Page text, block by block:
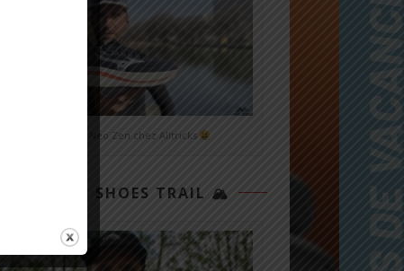
Mizuno Neo Zen chez Alltricks
TOP 3 SHOES TRAIL 🏔